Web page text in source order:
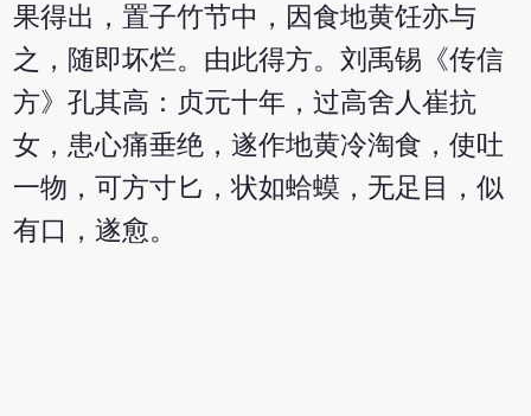
果得出，置子竹节中，因食地黄饪亦与
之，随即坏烂。由此得方。刘禹锡《传信
方》孔其高：贞元十年，过高舍人崔抗
女，患心痛垂绝，遂作地黄冷淘食，使吐
一物，可方寸匕，状如蛤蟆，无足目，似
有口，遂愈。